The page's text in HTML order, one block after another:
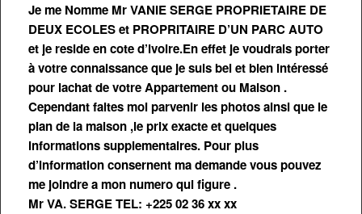
Je me Nomme Mr VANIE SERGE PROPRIETAIRE DE
DEUX ECOLES et PROPRITAIRE D’UN PARC AUTO
et je reside en cote d’ivoire.En effet je voudrais porter
à votre connaissance que je suis bel et bien intéressé
pour lachat de votre Appartement ou Maison .
Cependant faites moi parvenir les photos ainsi que le
plan de la maison ,le prix exacte et quelques
informations supplementaires. Pour plus
d’information consernent ma demande vous pouvez
me joindre a mon numero qui figure .
Mr VA. SERGE TEL: +225 02 36 xx xx